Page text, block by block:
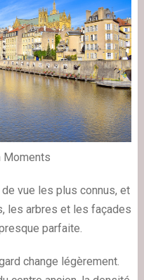
Moments
vue les plus connus, et
les arbres et les façades
parfaite.
change légèrement.